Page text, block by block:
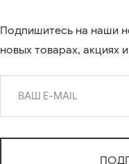
Подпишитесь на наши
новых товарах, акциях